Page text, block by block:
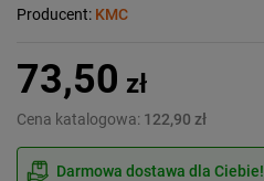
Producent: KMC
73,50 zł
Cena katalogowa: 122,90 zł
Darmowa dostawa dla Ciebie!